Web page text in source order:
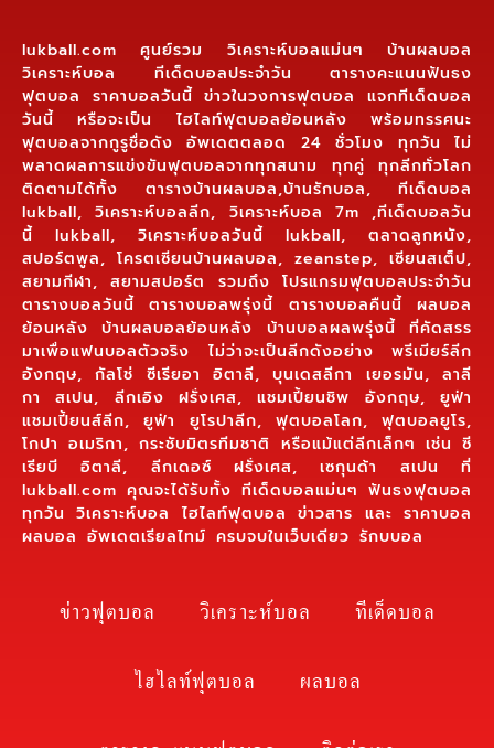
lukball.com ศูนย์รวม วิเคราะห์บอลแม่นๆ บ้านผลบอล
วิเคราะห์บอล ทีเด็ดบอลประจำวัน ตารางคะแนนฟันธง
ฟุตบอล ราคาบอลวันนี้ ข่าวในวงการฟุตบอล แจกทีเด็ดบอล
วันนี้ หรือจะเป็น ไฮไลท์ฟุตบอลย้อนหลัง พร้อมทรรศนะ
ฟุตบอลจากกูรูชื่อดัง อัพเดตตลอด 24 ชั่วโมง ทุกวัน ไม่
พลาดผลการแข่งขันฟุตบอลจากทุกสนาม ทุกคู่ ทุกลีกทั่วโลก
ติดตามได้ทั้ง ตารางบ้านผลบอล,บ้านรักบอล, ทีเด็ดบอล
lukball, วิเคราะห์บอลลีก, วิเคราะห์บอล 7m ,ทีเด็ดบอลวัน
นี้ lukball, วิเคราะห์บอลวันนี้ lukball, ตลาดลูกหนัง,
สปอร์ตพูล, โครตเซียนบ้านผลบอล, zeanstep, เซียนสเต็ป,
สยามกีฬา, สยามสปอร์ต รวมถึง โปรแกรมฟุตบอลประจำวัน
ตารางบอลวันนี้ ตารางบอลพรุ่งนี้ ตารางบอลคืนนี้ ผลบอล
ย้อนหลัง บ้านผลบอลย้อนหลัง บ้านบอลผลพรุ่งนี้ ที่คัดสรร
มาเพื่อแฟนบอลตัวจริง ไม่ว่าจะเป็นลีกดังอย่าง พรีเมียร์ลีก
อังกฤษ, กัลโช่ ซีเรียอา อิตาลี, บุนเดสลีกา เยอรมัน, ลาลี
กา สเปน, ลีกเอิง ฝรั่งเศส, แชมเปี้ยนชิพ อังกฤษ, ยูฟ่า
แชมเปี้ยนส์ลีก, ยูฟ่า ยูโรปาลีก, ฟุตบอลโลก, ฟุตบอลยูโร,
โกปา อเมริกา, กระชับมิตรทีมชาติ หรือแม้แต่ลีกเล็กๆ เช่น ซี
เรียบี อิตาลี, ลีกเดอซ์ ฝรั่งเศส, เซกุนด้า สเปน ที่
lukball.com คุณจะได้รับทั้ง ทีเด็ดบอลแม่นๆ ฟันธงฟุตบอล
ทุกวัน วิเคราะห์บอล ไฮไลท์ฟุตบอล ข่าวสาร และ ราคาบอล
ผลบอล อัพเดตเรียลไทม์ ครบจบในเว็บเดียว รักบบอล
ข่าวฟุตบอล วิเคราะห์บอล
ทีเด็ดบอล
ไฮไลท์ฟุตบอล
ผลบอล